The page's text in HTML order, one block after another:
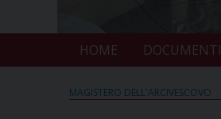
HOME DOCUMENTI
MAGISTERO DELL'ARCIVESCOVO